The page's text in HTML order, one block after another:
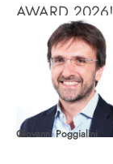
AWARD 2026!
Giovanni Poggialini